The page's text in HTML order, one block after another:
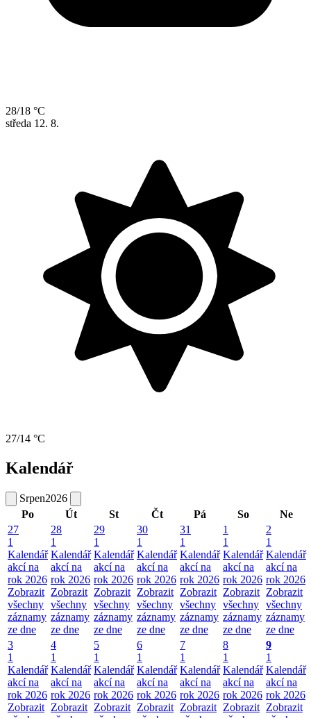
28/18 °C
středa 12. 8.
27/14 °C
Kalendář
Srpen2026
Po
Út St Čt Pá So
Ne
27
1
Kalendář
akcí na
rok 2026
Zobrazit
všechny
záznamy
ze dne
28
1
Kalendář
akcí na
rok 2026
Zobrazit
všechny
záznamy
ze dne
29
1
Kalendář
akcí na
rok 2026
Zobrazit
všechny
záznamy
ze dne
30
1
Kalendář
akcí na
rok 2026
Zobrazit
všechny
záznamy
ze dne
31
1
Kalendář
akcí na
rok 2026
Zobrazit
všechny
záznamy
ze dne
1
1
Kalendář
akcí na
rok 2026
Zobrazit
všechny
záznamy
ze dne
2
1
Kalendář
akcí na
rok 2026
Zobrazit
všechny
záznamy
ze dne
3
1
Kalendář
akcí na
rok 2026
Zobrazit
4
1
Kalendář
akcí na
rok 2026
Zobrazit
5
1
Kalendář
akcí na
rok 2026
Zobrazit
6
1
Kalendář
akcí na
rok 2026
Zobrazit
7
1
Kalendář
akcí na
rok 2026
Zobrazit
8
1
Kalendář
akcí na
rok 2026
Zobrazit
9
1
Kalendář
akcí na
rok 2026
Zobrazit